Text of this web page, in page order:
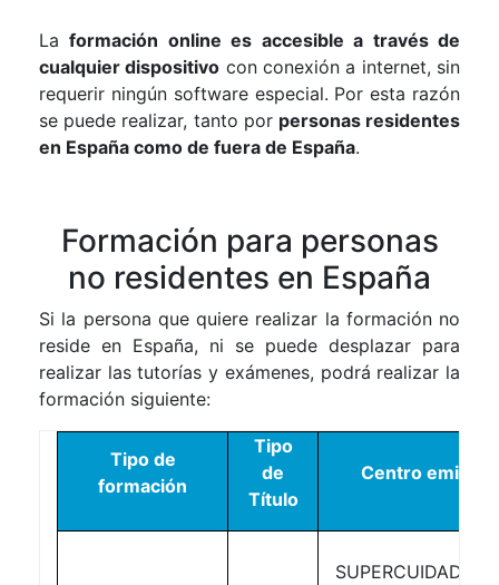
Laformación online es accesible a través de
cualquier dispositivo con conexión a internet, sin
requerir ningún software especial. Por esta razón
se puede realizar, tanto por personas residentes
en España como de fuera de España.
Formación para personas
no residentes en España
Si la persona que quiere realizar la formación no
reside en España, ni se puede desplazar para
realizar las tutorías y exámenes, podrá realizar la
formación siguiente:
Tipo de
formación
Tipo
de
Título
Centro emisor